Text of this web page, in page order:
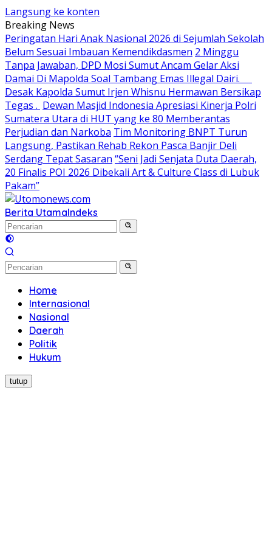
Langsung ke konten
Breaking News
Peringatan Hari Anak Nasional 2026 di Sejumlah Sekolah
Belum Sesuai Imbauan Kemendikdasmen 2 Minggu
Tanpa Jawaban, DPD Mosi Sumut Ancam Gelar Aksi
Damai Di Mapolda Soal Tambang Emas Illegal Dairi.
Desak Kapolda Sumut Irjen Whisnu Hermawan Bersikap
Tegas . Dewan Masjid Indonesia Apresiasi Kinerja Polri
Sumatera Utara di HUT yang ke 80 Memberantas
Perjudian dan Narkoba Tim Monitoring BNPT Turun
Langsung, Pastikan Rehab Rekon Pasca Banjir Deli
Serdang Tepat Sasaran “Seni Jadi Senjata Duta Daerah,
20 Finalis POI 2026 Dibekali Art & Culture Class di Lubuk
Pakam”
Berita UtamaIndeks
Home
Internasional
Nasional
Daerah
Politik
Hukum
tutup